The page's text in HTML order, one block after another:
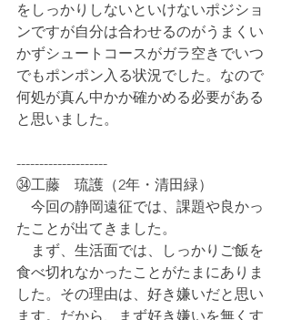
をしっかりしないといけないポジショ
ンですが自分は合わせるのがうまくい
かずシュートコースがガラ空きでいつ
でもポンポン入る状況でした。なので
何処が真ん中かか確かめる必要がある
と思いました。
--------------------
㉞工藤　琉護（2年・清田緑）
今回の静岡遠征では、課題や良かっ
たことが出てきました。
まず、生活面では、しっかりご飯を
食べ切れなかったことがたまにありま
した。その理由は、好き嫌いだと思い
ます。だから、まず好き嫌いを無くす